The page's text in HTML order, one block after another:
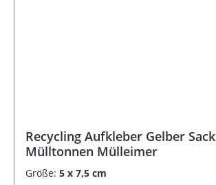
Recycling Aufkleber Gelber Sack
Mülltonnen Mülleimer
Größe: 5 x 7,5 cm